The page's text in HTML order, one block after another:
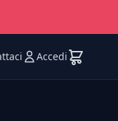
Accedi